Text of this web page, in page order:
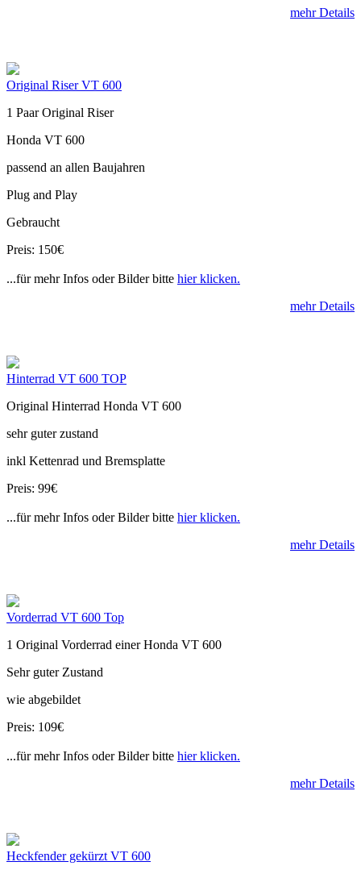
mehr Details
Original Riser VT 600
1 Paar Original Riser
Honda VT 600
passend an allen Baujahren
Plug and Play
Gebraucht
Preis: 150€
...für mehr Infos oder Bilder bitte hier klicken.
mehr Details
Hinterrad VT 600 TOP
Original Hinterrad Honda VT 600
sehr guter zustand
inkl Kettenrad und Bremsplatte
Preis: 99€
...für mehr Infos oder Bilder bitte hier klicken.
mehr Details
Vorderrad VT 600 Top
1 Original Vorderrad einer Honda VT 600
Sehr guter Zustand
wie abgebildet
Preis: 109€
...für mehr Infos oder Bilder bitte hier klicken.
mehr Details
Heckfender gekürzt VT 600